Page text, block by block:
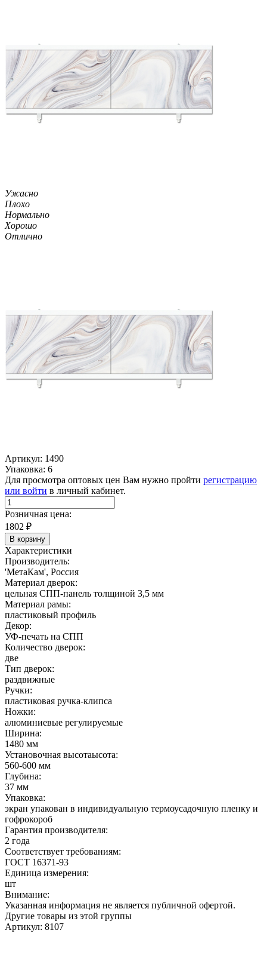
Ужасно
Плохо
Нормально
Хорошо
Отлично
Артикул: 1490
Упаковка: 6
Для просмотра оптовых цен Вам нужно пройти регистрацию
или войти в личный кабинет.
Розничная цена:
1802 ₽
В корзину
Характеристики
Производитель:
'МетаКам', Россия
Материал дверок:
цельная СПП-панель толщиной 3,5 мм
Материал рамы:
пластиковый профиль
Декор:
УФ-печать на СПП
Количество дверок:
две
Тип дверок:
раздвижные
Ручки:
пластиковая ручка-клипса
Ножки:
алюминиевые регулируемые
Ширина:
1480 мм
Установочная высотаысота:
560-600 мм
Глубина:
37 мм
Упаковка:
экран упакован в индивидуальную термоусадочную пленку и
гофрокороб
Гарантия производителя:
2 года
Соответствует требованиям:
ГОСТ 16371-93
Единица измерения:
шт
Внимание:
Указанная информация не является публичной офертой.
Другие товары из этой группы
Артикул: 8107